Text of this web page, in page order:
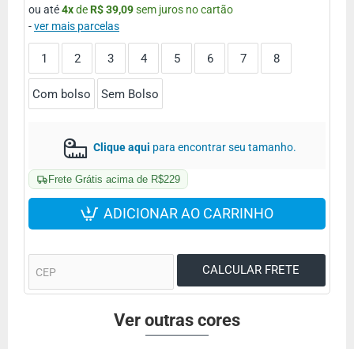
Frete Grátis acima de R$229
Clique aqui para encontrar seu tamanho.
ou até4xdeR$ 39,09sem juros no cartão
-ver mais parcelas
1 2 3 4 5 6 7 8
Com bolso Sem Bolso
ADICIONAR AO CARRINHO
Ver outras cores